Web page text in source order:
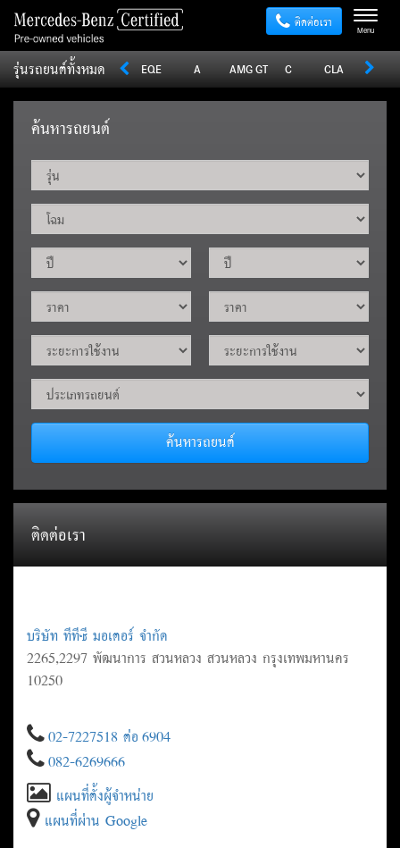
ติดต่อเรา Menu
รุ่นรถยนต์ทั้งหมด
Sprinter V Vito EQE A AMG GT C CLA CLE
ค้นหารถยนต์
ค้นหารถยนต์
ติดต่อเรา
บริษัท ทีทีซี มอเตอร์ จำกัด
2265,2297 พัฒนาการ สวนหลวง สวนหลวง กรุงเทพมหานคร
10250
02-7227518 ต่อ 6904
082-6269666
แผนที่ตั้งผู้จำหน่าย
แผนที่ผ่าน Google